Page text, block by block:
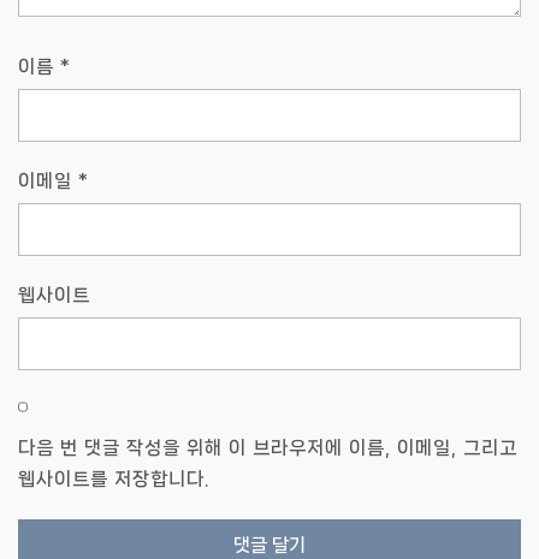
이름 *
이메일 *
웹사이트
다음 번 댓글 작성을 위해 이 브라우저에 이름, 이메일, 그리고
웹사이트를 저장합니다.